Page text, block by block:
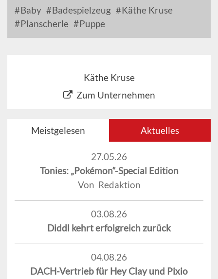
Baby Badespielzeug
Käthe Kruse
Planscherle
Puppe
Käthe Kruse
Zum Unternehmen
Meistgelesen Aktuelles
27.05.26
Tonies: „Pokémon“-Special Edition
Von Redaktion
03.08.26
Diddl kehrt erfolgreich zurück
04.08.26
DACH-Vertrieb für Hey Clay und Pixio